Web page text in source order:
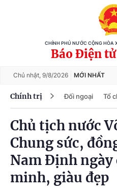
CHÍNH PHỦ NƯỚC CỘNG HÒA
Báo Điện
Chủ nhật, 9/8/2026 MỚI NHẤT
Chính trị Đối ngoại Tổ
Chủ tịch nước
Chung sức,
Nam Định ngày
minh, giàu đẹp